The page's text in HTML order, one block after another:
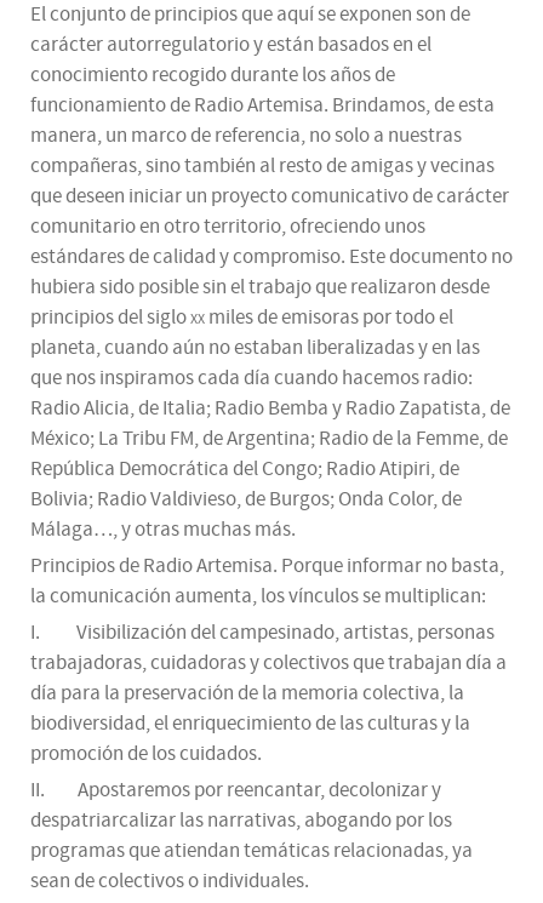
El conjunto de principios que aquí se exponen son de
carácter autorregulatorio y están basados en el
conocimiento recogido durante los años de
funcionamiento de Radio Artemisa. Brindamos, de esta
manera, un marco de referencia, no solo a nuestras
compañeras, sino también al resto de amigas y vecinas
que deseen iniciar un proyecto comunicativo de carácter
comunitario en otro territorio, ofreciendo unos
estándares de calidad y compromiso. Este documento no
hubiera sido posible sin el trabajo que realizaron desde
principios del sigloxxmiles de emisoras por todo el
planeta, cuando aún no estaban liberalizadas y en las
que nos inspiramos cada día cuando hacemos radio:
Radio Alicia, de Italia; Radio Bemba y Radio Zapatista, de
México; La Tribu FM, de Argentina; Radio de la Femme, de
República Democrática del Congo; Radio Atipiri, de
Bolivia; Radio Valdivieso, de Burgos; Onda Color, de
Málaga…, y otras muchas más.
Principios de Radio Artemisa. Porque informar no basta,
la comunicación aumenta, los vínculos se multiplican:
I. Visibilización del campesinado, artistas, personas
trabajadoras, cuidadoras y colectivos que trabajan día a
día para la preservación de la memoria colectiva, la
biodiversidad, el enriquecimiento de las culturas y la
promoción de los cuidados.
II. Apostaremos por reencantar, decolonizar y
despatriarcalizar las narrativas, abogando por los
programas que atiendan temáticas relacionadas, ya
sean de colectivos o individuales.